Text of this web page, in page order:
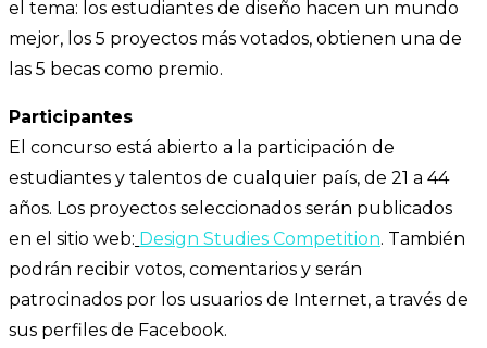
el tema: los estudiantes de diseño hacen un mundo
mejor, los 5 proyectos más votados, obtienen una de
las 5 becas como premio.
Participantes
El concurso está abierto a la participación de
estudiantes y talentos de cualquier país, de 21 a 44
años. Los proyectos seleccionados serán publicados
en el sitio web: Design Studies Competition. También
podrán recibir votos, comentarios y serán
patrocinados por los usuarios de Internet, a través de
sus perfiles de Facebook.